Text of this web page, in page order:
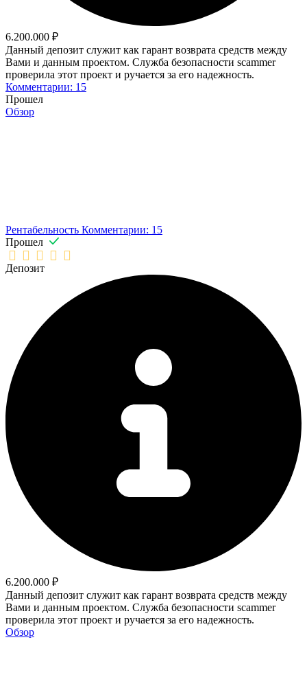
6.200.000 ₽
Данный депозит служит как гарант возврата средств между
Вами и данным проектом. Служба безопасности scammer
проверила этот проект и ручается за его надежность.
Комментарии: 15
Прошел
Обзор
Рентабельность Комментарии: 15
Прошел
Депозит
6.200.000 ₽
Данный депозит служит как гарант возврата средств между
Вами и данным проектом. Служба безопасности scammer
проверила этот проект и ручается за его надежность.
Обзор